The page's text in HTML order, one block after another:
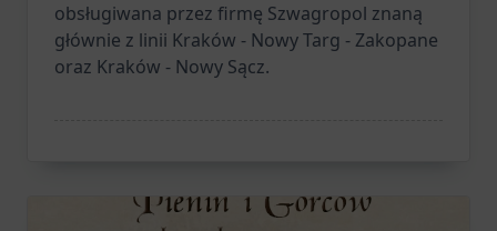
obsługiwana przez firmę Szwagropol znaną
głównie z linii Kraków - Nowy Targ - Zakopane
oraz Kraków - Nowy Sącz.